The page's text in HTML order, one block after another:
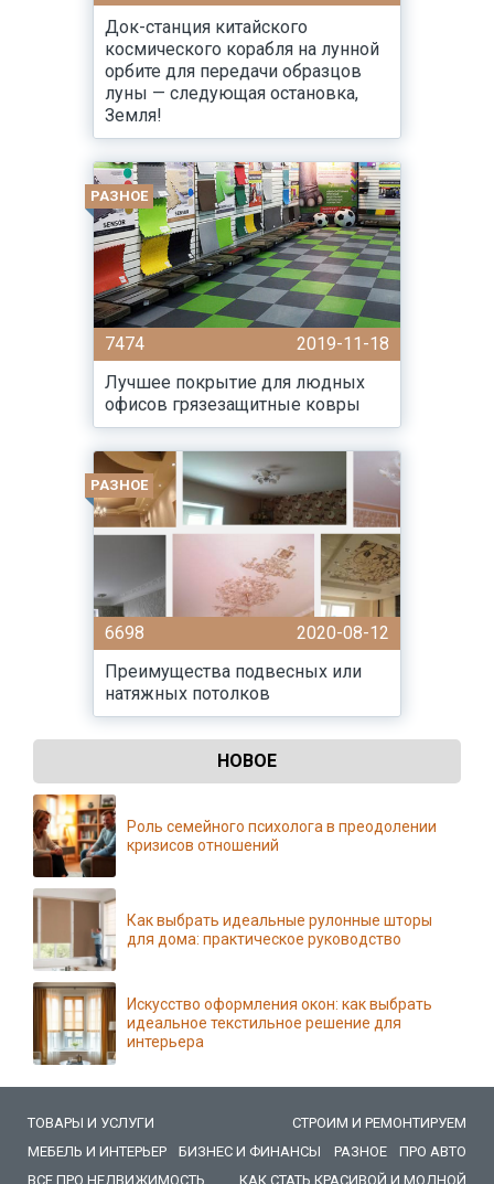
Док-станция китайского
космического корабля на лунной
орбите для передачи образцов
луны — следующая остановка,
Земля!
РАЗНОЕ
7474
2019-11-18
Лучшее покрытие для людных
офисов грязезащитные ковры
РАЗНОЕ
6698
2020-08-12
Преимущества подвесных или
натяжных потолков
НОВОЕ
Роль семейного психолога в преодолении
кризисов отношений
Как выбрать идеальные рулонные шторы
для дома: практическое руководство
Искусство оформления окон: как выбрать
идеальное текстильное решение для
интерьера
ТОВАРЫ И УСЛУГИ
СТРОИМ И РЕМОНТИРУЕМ
МЕБЕЛЬ И ИНТЕРЬЕР
БИЗНЕС И ФИНАНСЫ РАЗНОЕ
ПРО АВТО
ВСЕ ПРО НЕДВИЖИМОСТЬ
КАК СТАТЬ КРАСИВОЙ И МОДНОЙ